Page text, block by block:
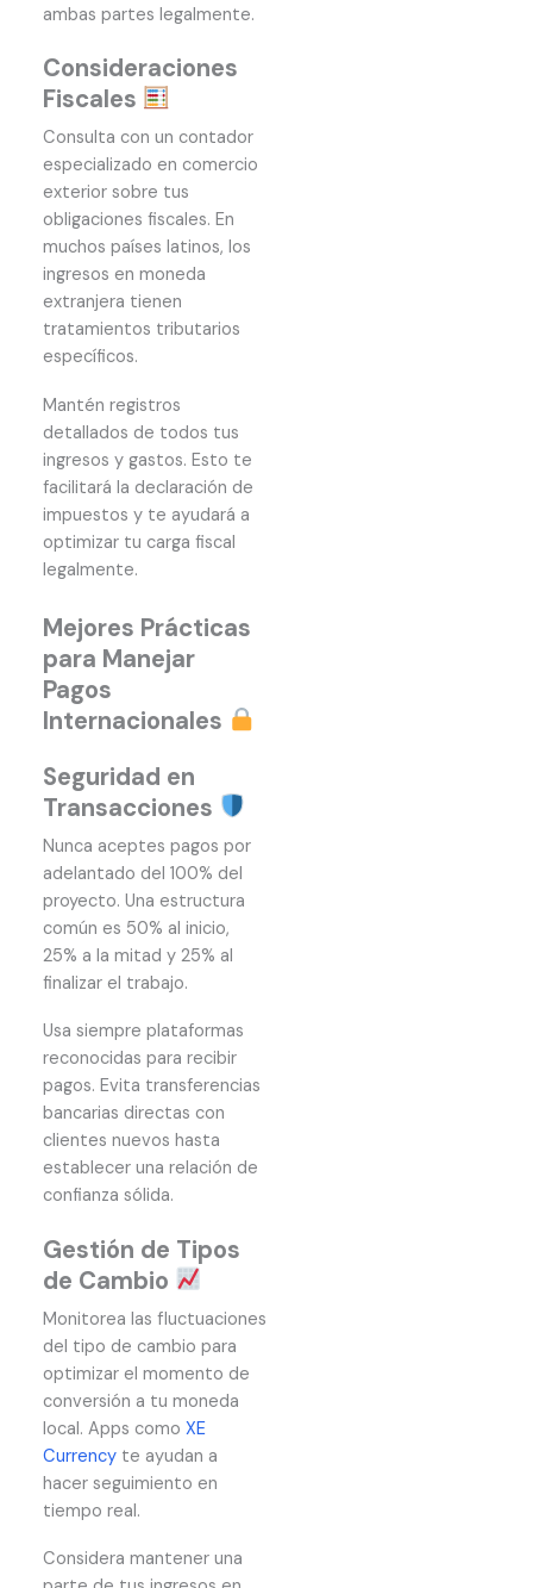
ambas partes legalmente.
Consideraciones
Fiscales
Consulta con un contador
especializado en comercio
exterior sobre tus
obligaciones fiscales. En
muchos países latinos, los
ingresos en moneda
extranjera tienen
tratamientos tributarios
específicos.
Mantén registros
detallados de todos tus
ingresos y gastos. Esto te
facilitará la declaración de
impuestos y te ayudará a
optimizar tu carga fiscal
legalmente.
Mejores Prácticas
para Manejar
Pagos
Internacionales
Seguridad en
Transacciones
Nunca aceptes pagos por
adelantado del 100% del
proyecto. Una estructura
común es 50% al inicio,
25% a la mitad y 25% al
finalizar el trabajo.
Usa siempre plataformas
reconocidas para recibir
pagos. Evita transferencias
bancarias directas con
clientes nuevos hasta
establecer una relación de
confianza sólida.
Gestión de Tipos
de Cambio
Monitorea las fluctuaciones
del tipo de cambio para
optimizar el momento de
conversión a tu moneda
local. Apps como XE
Currencyte ayudan a
hacer seguimiento en
tiempo real.
Considera mantener una